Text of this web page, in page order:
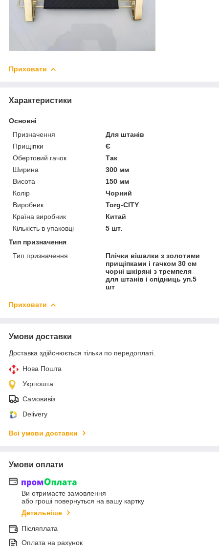
Приховати
Характеристики
Основні
Призначення
Для штанів
Прищіпки
Є
Обертовий гачок
Так
Ширина
300 мм
Висота
150 мм
Колір
Чорний
Виробник
Torg-CITY
Країна виробник
Китай
Кількість в упаковці
5 шт.
Тип призначення
Тип призначення
Плічки вішалки з золотими
прищіпками і гачком 30 см
чорні шкіряні з тремпеля
для штанів і спідниць уп.5
шт
Приховати
Умови доставки
Доставка здійснюється тільки по передоплаті.
Нова Пошта
Укрпошта
Самовивіз
Delivery
Всі умови доставки
Умови оплати
Ви отримаєте замовлення
або гроші повернуться на вашу картку
Детальніше
Післяплата
Оплата на рахунок